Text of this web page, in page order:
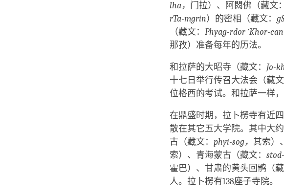
lha， 门拉）、阿閦佛（藏文：
rTa-mgrin）的密相（藏文：
（藏文： Phyag-rdor ‘Khor-can
那孜）准备每年的历法。
和拉萨的大昭寺（藏文： Jo-
十七日举行传召大法会（藏文
位格西的考试。和拉萨一样
在鼎盛时期，拉卜楞寺有近
散在其它五大学院。其中大
古（藏文： phyi-sog， 其索）
索）、青海蒙古（藏文： stod-
霍巴）、甘肃的黄头回鹘（藏
人。拉卜楞有138座子寺院。